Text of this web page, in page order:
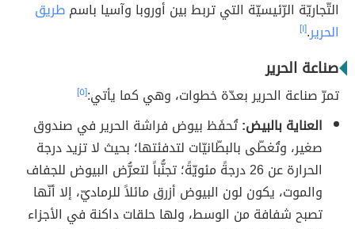
التّجاريّة الرّئيسيّة التي تربط بين أوروبا وآسيا باسمطريق
الحرير.[١]
صناعة الحرير
تمرّ صناعة الحرير بعدّة خطوات، وهي كما يأتي:[٥]
العناية بالبيض:تُحفَظ بيوض فراشة الحرير في صندوق
صغير، وتُغطّى بالبطّانيّات لتدفئتها؛ بحيث لا تزيد درجة
الحرارة عن 26 درجةً مئويّةً؛ تجنُّباََ لتعرُّض البيوض للجفاف
والموت، يكون لون البيوض أزرق مائلاً للرماديّ، إلا أنّها
تصبح شفافة من الوسط، ولها حلقات داكنة في الأجزاء